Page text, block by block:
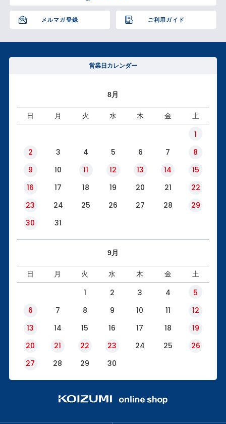
メルマガ登録 ご利用ガイド
へ
営業日カレンダー
8月
日 月 火 水 木 金 土
1
2
3 4 5 6 7
8
9
10 11 12 13 14
15
16
17 18 19 20 21
22
23
24 25 26 27 28
29
30
31
9月
日 月 火 水 木 金 土
1 2 3 4
5
6
7 8 9 10 11
12
13
14 15 16 17 18
19
20
21 22 23 24 25
26
27
28 29 30